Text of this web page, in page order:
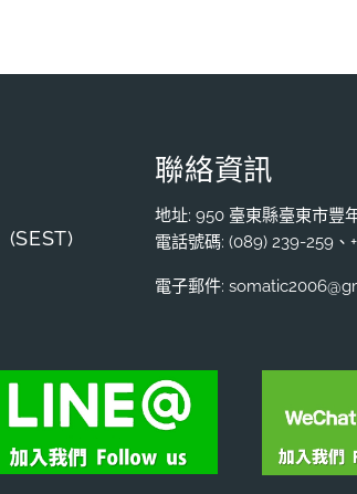
(SEST)
聯絡資訊
地址: 950 臺東縣臺東市豐
電話號碼: (089) 239-259、
電子郵件: